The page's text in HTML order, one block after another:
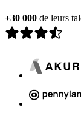
+30 000 de leurs